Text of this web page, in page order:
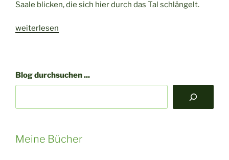
Saale blicken, die sich hier durch das Tal schlängelt.
„Der
–
grandioser
Saaletal“
weiterlesen
Blog durchsuchen ...
Meine Bücher